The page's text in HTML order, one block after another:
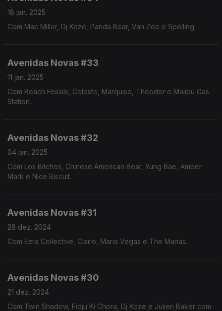
18 jan. 2025
Com Mac Miller, Dj Koze, Panda Bear, Van Zee e Spelling.
Avenidas Novas #33
11 jan. 2025
Com Beach Fossils, Celeste, Marquise, Theodor e Malibu Gas
Station.
Avenidas Novas #32
04 jan. 2025
Com Los Bitchos, Chinese American Bear, Yung Bae, Amber
Mark e Nice Biscuit.
Avenidas Novas #31
28 dez. 2024
Com Ezra Collective, Clairo, Maria Vegas e The Marias.
Avenidas Novas #30
21 dez. 2024
Com Twin Shadow, Fidju Ki Chora, Dj Koze e Julien Baker com